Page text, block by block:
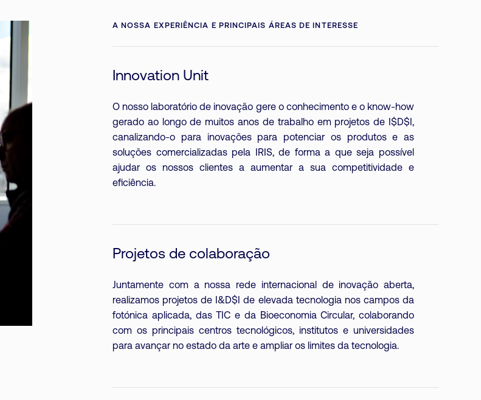
A NOSSA EXPERIÊNCIA E PRINCIPAIS ÁREAS DE INTERESSE
Innovation Unit
O nosso laboratório de inovação gere o conhecimento e o know-how
gerado ao longo de muitos anos de trabalho em projetos de I$D$I,
canalizando-o para inovações para potenciar os produtos e as
soluções comercializadas pela IRIS, de forma a que seja possível
ajudar os nossos clientes a aumentar a sua competitividade e
eficiência.
Projetos de colaboração
Juntamente com a nossa rede internacional de inovação aberta,
realizamos projetos de I&D$I de elevada tecnologia nos campos da
fotónica aplicada, das TIC e da Bioeconomia Circular, colaborando
com os principais centros tecnológicos, institutos e universidades
para avançar no estado da arte e ampliar os limites da tecnologia.